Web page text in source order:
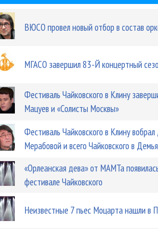
ВЮСО провел новый отбор в состав
МГАСО завершил 83-Й концертный
Фестиваль Чайковского в Клину
Мацуев и «Солисты Москвы»
Фестиваль Чайковского в Клину
Мерабовой и всего Чайковского в
«Орлеанская дева» от МАМТа
фестивале Чайковского
Неизвестные 7 пьес Моцарта нашли в